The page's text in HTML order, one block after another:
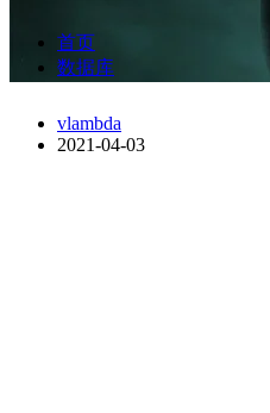
首页
数据库
vlambda
2021-04-03